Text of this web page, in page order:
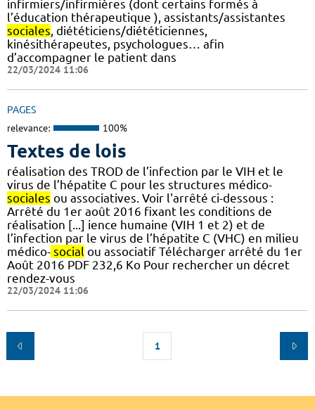
infirmiers/infirmières (dont certains formés à
l’éducation thérapeutique ), assistants/assistantes
sociales , diététiciens/diététiciennes,
kinésithérapeutes, psychologues… afin
d’accompagner le patient dans
22/03/2024 11:06
PAGES
relevance: 100%
Textes de lois
réalisation des TROD de l’infection par le VIH et le
virus de l’hépatite C pour les structures médico-
sociales ou associatives. Voir l'arrêté ci-dessous :
Arrêté du 1er août 2016 fixant les conditions de
réalisation [...] ience humaine (VIH 1 et 2) et de
l’infection par le virus de l’hépatite C (VHC) en milieu
médico- social ou associatif Télécharger arrêté du 1er
Août 2016 PDF 232,6 Ko Pour rechercher un décret
rendez-vous
22/03/2024 11:06
1